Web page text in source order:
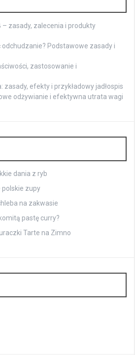
– zasady, zalecenia i produkty
Podstawowe zasady i
zastosowanie i
zasady, efekty i przykładowy jadłospis
odżywianie i efektywna utrata wagi
dania z ryb
polskie zupy
na zakwasie
pastę curry?
Tarte na Zimno